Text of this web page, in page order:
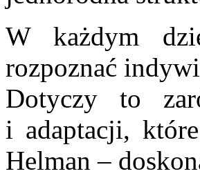
W każdym
rozpoznać
Dotyczy to
i adaptacji,
Helman –